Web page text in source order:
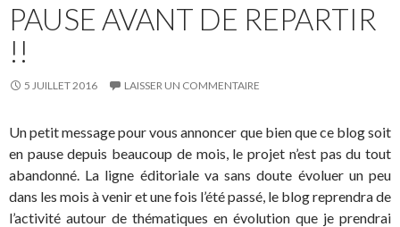
PAUSE AVANT DE REPARTIR
!!
5 JUILLET 2016 LAISSER UN COMMENTAIRE
Un petit message pour vous annoncer que bien que ce blog soit
en pause depuis beaucoup de mois, le projet n’est pas du tout
abandonné. La ligne éditoriale va sans doute évoluer un peu
dans les mois à venir et une fois l’été passé, le blog reprendra de
l’activité autour de thématiques en évolution que je prendrai